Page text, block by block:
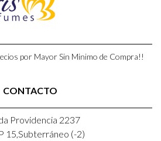
por Mayor Sin Minimo de Compra!!
CONTACTO
Providencia 2237
15,Subterráneo (-2)